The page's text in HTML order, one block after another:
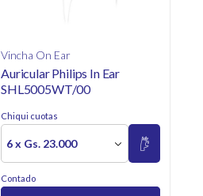
Vincha On Ear
Auricular Philips In Ear
SHL5005WT/00
Chiqui cuotas
6 x Gs. 23.000
Contado